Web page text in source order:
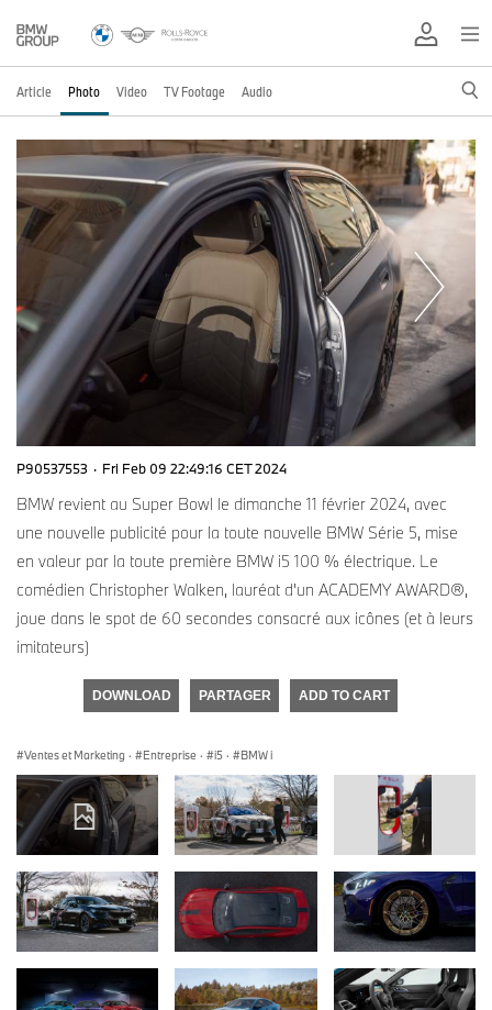
Article Photo Video TV Footage Audio
P90537553 · Fri Feb 09 22:49:16 CET 2024
BMW revient au Super Bowl le dimanche 11 février 2024, avec
une nouvelle publicité pour la toute nouvelle BMW Série 5, mise
en valeur par la toute première BMW i5 100 % électrique. Le
comédien Christopher Walken, lauréat d'un ACADEMY AWARD®,
joue dans le spot de 60 secondes consacré aux icônes (et à leurs
imitateurs)
DOWNLOAD PARTAGER ADD TO CART
Ventes et Marketing · Entreprise · i5 · BMW i